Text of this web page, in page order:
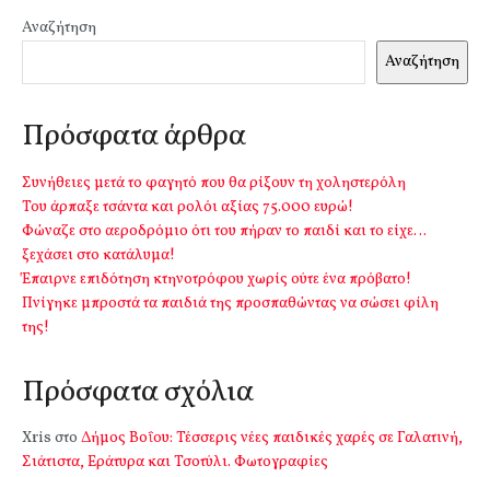
Αναζήτηση
Αναζήτηση
Πρόσφατα άρθρα
Συνήθειες μετά το φαγητό που θα ρίξουν τη χοληστερόλη
Του άρπαξε τσάντα και ρολόι αξίας 75.000 ευρώ!
Φώναζε στο αεροδρόμιο ότι του πήραν το παιδί και το είχε…
ξεχάσει στο κατάλυμα!
Έπαιρνε επιδότηση κτηνοτρόφου χωρίς ούτε ένα πρόβατο!
Πνίγηκε μπροστά τα παιδιά της προσπαθώντας να σώσει φίλη
της!
Πρόσφατα σχόλια
Xris στο Δήμος Βοΐου: Τέσσερις νέες παιδικές χαρές σε Γαλατινή,
Σιάτιστα, Εράτυρα και Τσοτύλι. Φωτογραφίες